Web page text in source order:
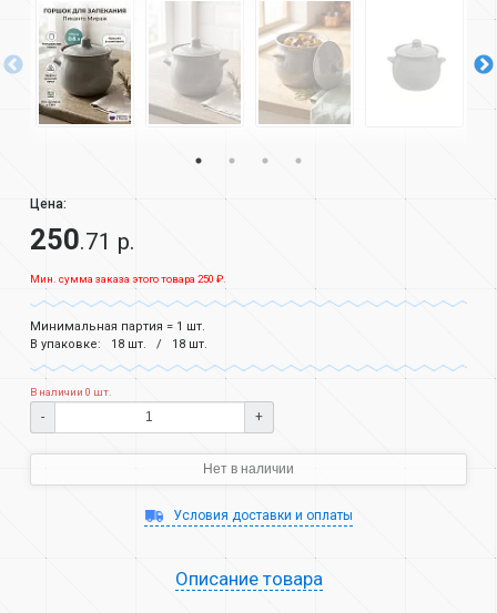
Цена:
250.71 р.
Мин. сумма заказа этого товара 250 ₽.
Минимальная партия = 1 шт.
В упаковке:
18 шт. 18 шт.
В наличии 0 шт.
- +
Нет в наличии
Условия доставки и оплаты
Описание товара